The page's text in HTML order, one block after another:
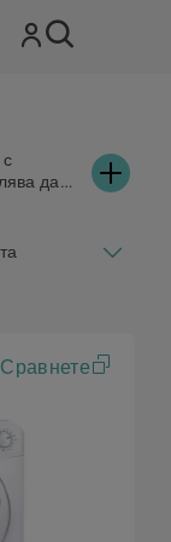
да
Сравнете